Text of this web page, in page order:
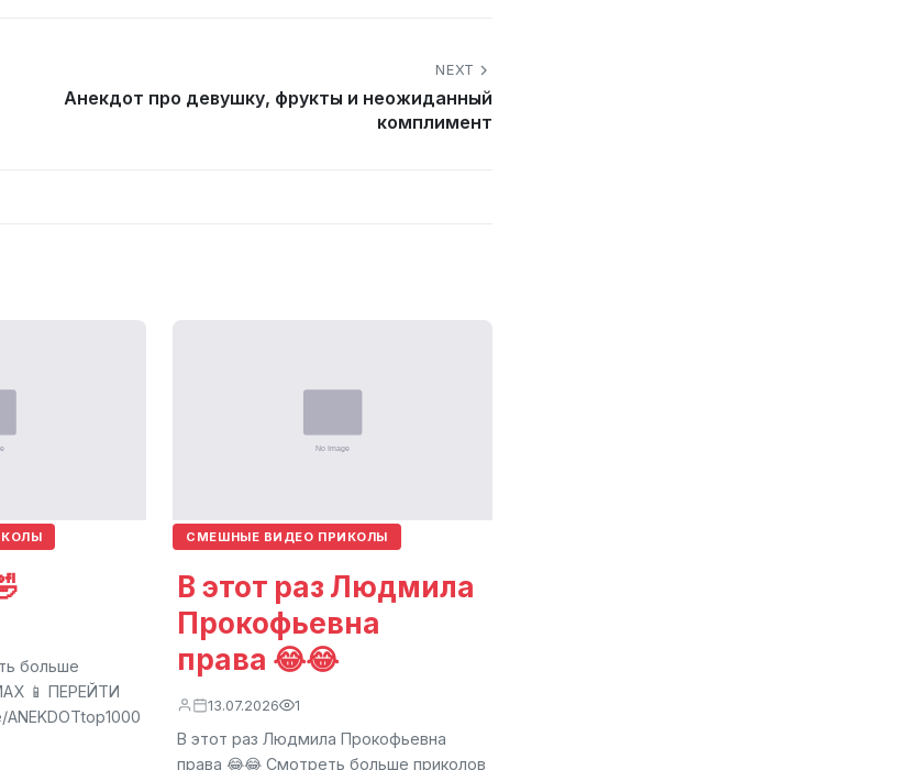
NEXT
Анекдот про девушку, фрукты и неожиданный
комплимент
больше
📱 ПЕРЕЙТИ
СМЕШНЫЕ ВИДЕО ПРИКОЛЫ
В этот раз Людмила
Прокофьевна
права 😂😂
13.07.2026 1
В этот раз Людмила Прокофьевна
права 😂😂 Смотреть больше приколов